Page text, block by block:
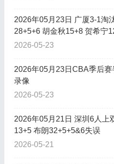
2026年05月23日 广厦3-1淘
28+5+6 胡金秋15+8 贺希宁
2026-05-23
2026年05月23日CBA季后
录像
2026-05-23
2026年05月21日 深圳6人上
13+5 布朗32+5+5&6失误
2026-05-21